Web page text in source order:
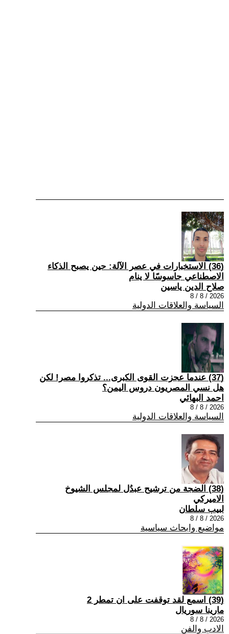
(36) الاستخبارات في عصر الآلة: حين يصبح الذكاء
الاصطناعي جاسوسًا لا ينام
صلاح الدين ياسين
2026 / 8 / 8
السياسة والعلاقات الدولية
(37) عندما عجزت القوى الكبرى... تذكروا مصر! لكن
هل نسي المصريون دروس اليمن؟
احمد البهائي
2026 / 8 / 8
السياسة والعلاقات الدولية
(38) الضجة من ترشيح عبدُل لمجلس الشيوخ
الاميركي
لبيب سلطان
2026 / 8 / 8
مواضيع وابحاث سياسية
(39) اسمع لقد توقفت على ان تمطر 2
مارينا سوريال
2026 / 8 / 8
الادب والفن